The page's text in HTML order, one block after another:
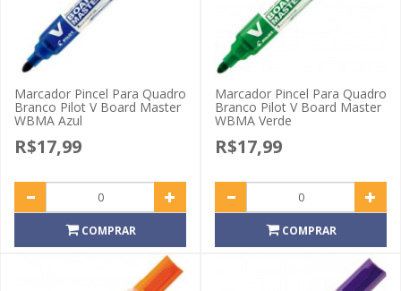
Marcador Pincel Para Quadro
Branco Pilot V Board Master
WBMA Azul
R$17,99
COMPRAR
Marcador Pincel Para Quadro
Branco Pilot V Board Master
WBMA Verde
R$17,99
COMPRAR